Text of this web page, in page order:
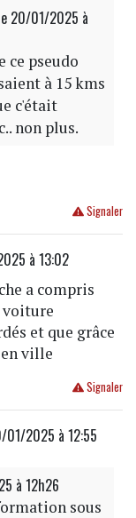
20/01/2025 à
ce pseudo
à 15 kms
c'était
non plus.
Signaler
à 13:02
a compris
voiture
et que grâce
ville
Signaler
2025 à 12:55
à 12h26
sous